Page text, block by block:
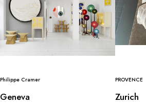
Philippe Cramer
Geneva
PROVENCE
Zurich